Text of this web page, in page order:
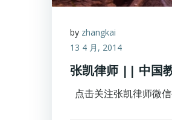
by zhangkai
13 4 月, 2014
张凯律师 || 中国
点击关注张凯律师微